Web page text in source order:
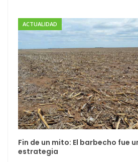
ACTUALIDAD
Fin de un mito: El barbecho fue
estrategia